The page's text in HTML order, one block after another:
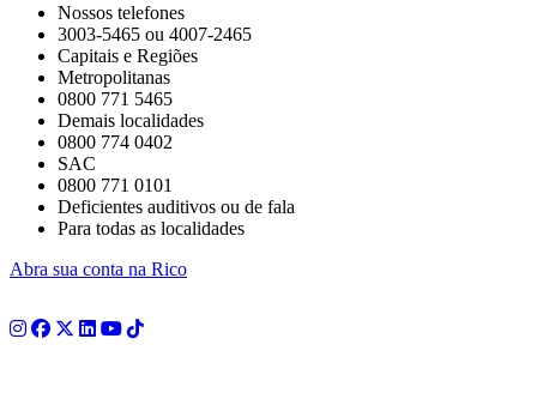
Nossos telefones
3003-5465 ou 4007-2465
Capitais e Regiões
Metropolitanas
0800 771 5465
Demais localidades
0800 774 0402
SAC
0800 771 0101
Deficientes auditivos ou de fala
Para todas as localidades
Abra sua conta na Rico